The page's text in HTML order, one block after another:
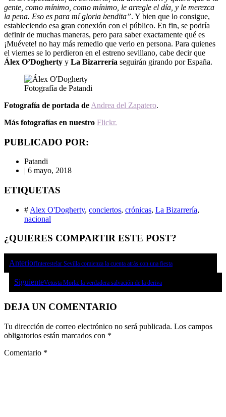
gente, como mínimo, como mínimo, le arregle el día, y le merezca
la pena. Eso es para mí gloria bendita”. Y bien que lo consigue,
estableciendo esa gran conexión con el público. En fin, se podría
definir de muchas maneras, pero para saber exactamente qué es
¡Muévete! no hay más remedio que verlo en persona. Para quienes
el viernes se lo perdieron en el estreno sevillano, cabe decir que
Álex O’Dogherty y La Bizarrería seguirán girando por España.
Fotografía de Patandi
Fotografía de portada de Andrea del Zapatero.
Más fotografías en nuestro Flickr.
PUBLICADO POR:
Patandi
| 6 mayo, 2018
ETIQUETAS
# Alex O'Dogherty, conciertos, crónicas, La Bizarrería,
nacional
¿QUIERES COMPARTIR ESTE POST?
AnteriorInterestelar Sevilla comienza la cuenta atrás con una fiesta
SiguienteVetusta Morla: la verdadera salvación de la deriva
DEJA UN COMENTARIO
Tu dirección de correo electrónico no será publicada. Los campos
obligatorios están marcados con *
Comentario *